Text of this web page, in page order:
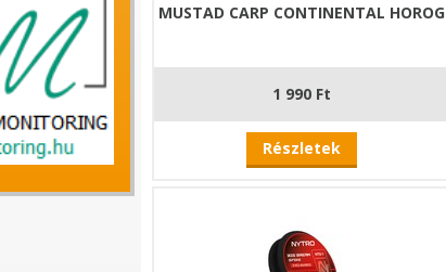
MUSTAD CARP CONTINENTAL HOROG
1 990 Ft
Részletek